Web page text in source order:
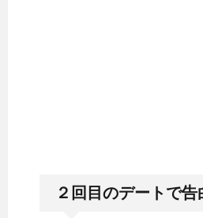
２回目のデートで告